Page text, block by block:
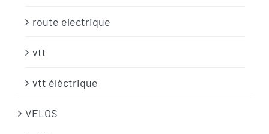
route electrique
vtt
vtt élèctrique
VELOS